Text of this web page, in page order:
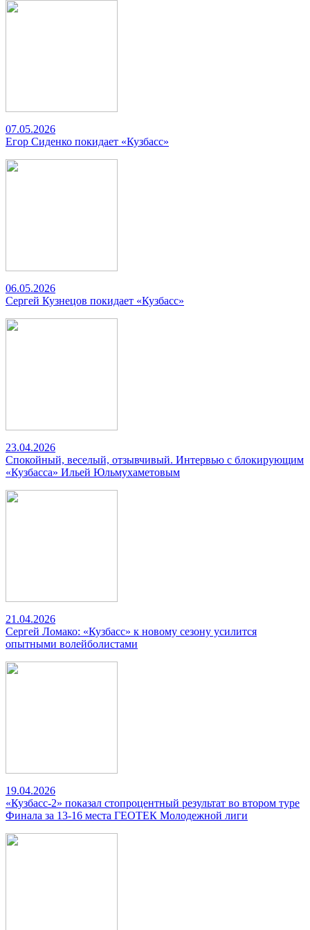
07.05.2026
Егор Сиденко покидает «Кузбасс»
06.05.2026
Сергей Кузнецов покидает «Кузбасс»
23.04.2026
Спокойный, веселый, отзывчивый. Интервью с блокирующим
«Кузбасса» Ильей Юльмухаметовым
21.04.2026
Сергей Ломако: «Кузбасс» к новому сезону усилится
опытными волейболистами
19.04.2026
«Кузбасс-2» показал стопроцентный результат во втором туре
Финала за 13-16 места ГЕОТЕК Молодежной лиги